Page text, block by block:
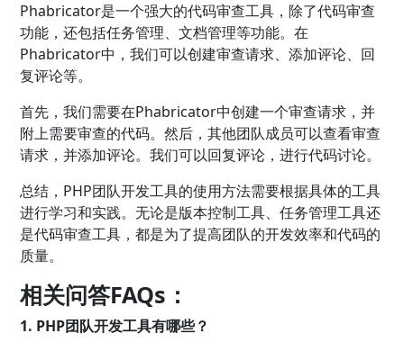
Phabricator是一个强大的代码审查工具，除了代码审查
功能，还包括任务管理、文档管理等功能。在
Phabricator中，我们可以创建审查请求、添加评论、回
复评论等。
首先，我们需要在Phabricator中创建一个审查请求，并
附上需要审查的代码。然后，其他团队成员可以查看审查
请求，并添加评论。我们可以回复评论，进行代码讨论。
总结，PHP团队开发工具的使用方法需要根据具体的工具
进行学习和实践。无论是版本控制工具、任务管理工具还
是代码审查工具，都是为了提高团队的开发效率和代码的
质量。
相关问答FAQs：
1. PHP团队开发工具有哪些？